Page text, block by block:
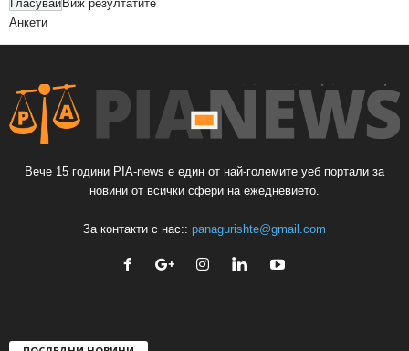
Виж резултатите
Анкети
Вече 15 години PIA-news е един от най-големите уеб портали за
новини от всички сфери на ежедневието.
За контакти с нас:: panagurishte@gmail.com